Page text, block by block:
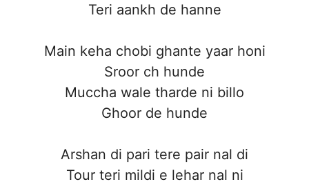
Teri aankh de hanne
Main keha chobi ghante yaar honi
Sroor ch hunde
Muccha wale tharde ni billo
Ghoor de hunde
Arshan di pari tere pair nal di
Tour teri mildi e lehar nal ni